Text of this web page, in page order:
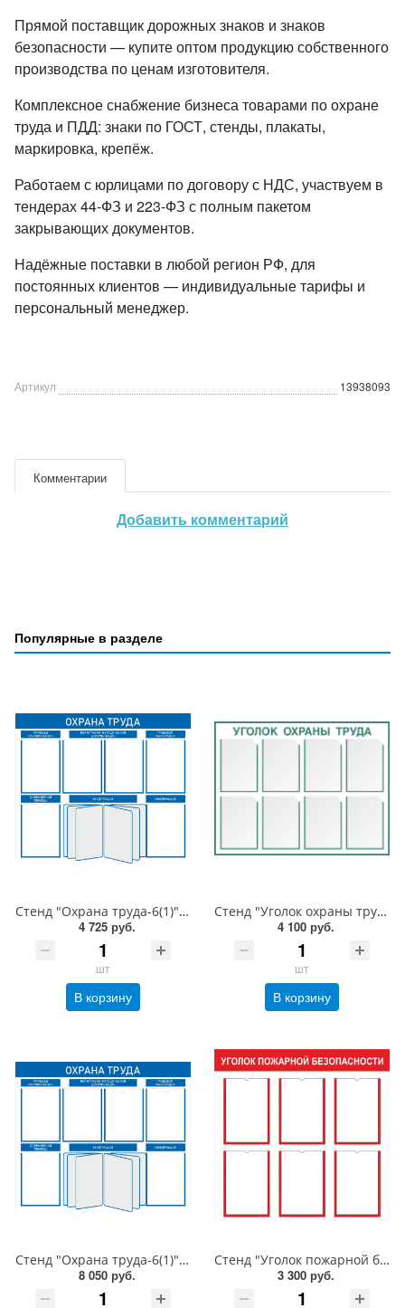
Прямой поставщик дорожных знаков и знаков
безопасности — купите оптом продукцию собственного
производства по ценам изготовителя.
Комплексное снабжение бизнеса товарами по охране
труда и ПДД: знаки по ГОСТ, стенды, плакаты,
маркировка, крепёж.
Работаем с юрлицами по договору с НДС, участвуем в
тендерах 44-ФЗ и 223-ФЗ с полным пакетом
закрывающих документов.
Надёжные поставки в любой регион РФ, для
постоянных клиентов — индивидуальные тарифы и
персональный менеджер.
Артикул 13938093
Комментарии
Добавить комментарий
Популярные в разделе
Стенд "Охрана труда-6(1)", 1000х850 мм, пластик 3 мм, карманы, демосистема
4 725 руб.
шт
В корзину
Стенд "Уголок охраны труда-8", 1050х800 мм, пластик 3 мм, карманы
4 100 руб.
шт
В корзину
Стенд "Охрана труда-6(1)", 1000х850 мм, пластик 3 мм, карманы, демосистема, алюминиевый профиль, серебро
8 050 руб.
Стенд "Уголок пожарной безопасности-6", 800х800 мм, карманы, пластик 3 мм
3 300 руб.